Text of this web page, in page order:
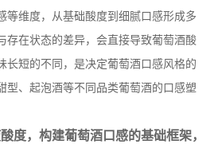
等维度，从基础酸度到细腻口感形成多
存在状态的差异，会直接导致葡萄酒酸
长短的不同，是决定葡萄酒口感风格的
型、起泡酒等不同品类葡萄酒的口感塑
度，构建葡萄酒口感的基础框架，